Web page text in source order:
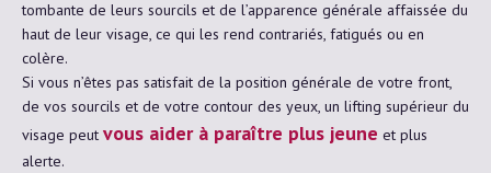
tombante de leurs sourcils et de l’apparence générale affaissée du
haut de leur visage, ce qui les rend contrariés, fatigués ou en
colère.
Si vous n’êtes pas satisfait de la position générale de votre front,
de vos sourcils et de votre contour des yeux, un lifting supérieur du
visage peut vous aider à paraître plus jeune et plus
alerte.